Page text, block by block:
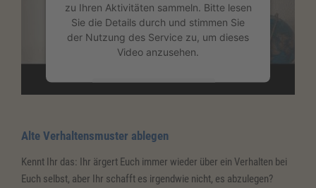
zu Ihren Aktivitäten sammeln. Bitte lesen
Sie die Details durch und stimmen Sie
der Nutzung des Service zu, um dieses
Video anzusehen.
Mehr Informationen
Akzeptieren
Management Platform&eRecht24
Alte Verhaltensmuster ablegen
Kennt Ihr das: Ihr ärgert Euch immer wieder über ein Verhalten bei
Euch selbst, aber Ihr schafft es irgendwie nicht, es abzulegen?